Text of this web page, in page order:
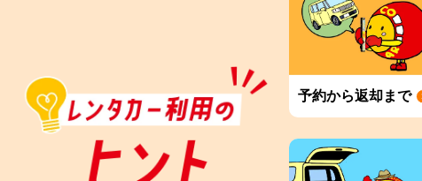
予約から返却まで